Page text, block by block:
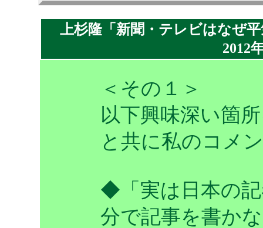
上杉隆「新聞・テレビはなぜ
2012
＜その１＞
以下興味深い箇
と共に私のコメ
◆「実は日本の
分で記事を書か